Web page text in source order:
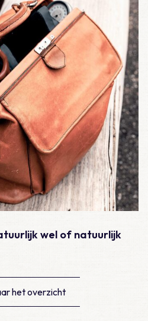
wel of natuurlijk
het overzicht